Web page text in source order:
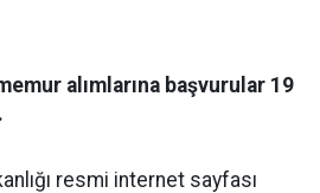
alımlarına başvurular 19
resmi internet sayfası